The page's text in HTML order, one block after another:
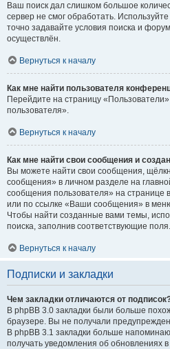
Ваш поиск дал слишком большое
сервер не смог обработать.
точно задавайте условия поиска и
осуществлён.
Вернуться к началу
Как мне найти пользователя
Перейдите на страницу
пользователя».
Вернуться к началу
Как мне найти свои сообщения и
Вы можете найти свои сообщения,
сообщения» в личном разделе на
сообщения пользователя» на
или по ссылке «Ваши сообщения» в
Чтобы найти созданные вами темы,
поиска, заполнив соответствующие поля.
Вернуться к началу
Подписки и закладки
Чем закладки отличаются от
В phpBB 3.0 закладки были больше
браузере. Вы не получали
В phpBB 3.1 закладки больше
получать уведомления об обновлениях